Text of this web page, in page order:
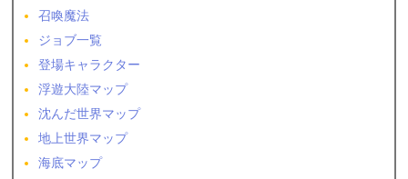
召喚魔法
ジョブ一覧
登場キャラクター
浮遊大陸マップ
沈んだ世界マップ
地上世界マップ
海底マップ